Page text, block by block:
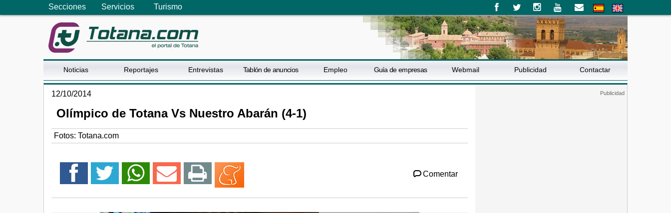
Secciones Servicios Turismo
Noticias Reportajes Entrevistas Tablón de anuncios Empleo Guía de empresas Webmail Publicidad Contactar
12/10/2014
Olímpico de Totana Vs Nuestro Abarán (4-1)
Fotos: Totana.com
Comentar